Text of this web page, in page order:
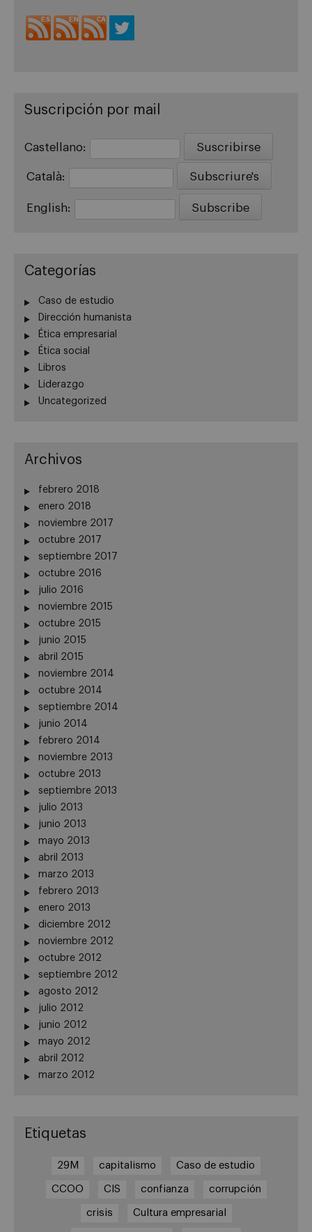
Suscripción por mail
Castellano:
Català:
English:
Categorías
Caso de estudio
Dirección humanista
Ética empresarial
Ética social
Libros
Liderazgo
Uncategorized
Archivos
febrero 2018
enero 2018
noviembre 2017
octubre 2017
septiembre 2017
octubre 2016
julio 2016
noviembre 2015
octubre 2015
junio 2015
abril 2015
noviembre 2014
octubre 2014
septiembre 2014
junio 2014
febrero 2014
noviembre 2013
octubre 2013
septiembre 2013
julio 2013
junio 2013
mayo 2013
abril 2013
marzo 2013
febrero 2013
enero 2013
diciembre 2012
noviembre 2012
octubre 2012
septiembre 2012
agosto 2012
julio 2012
junio 2012
mayo 2012
abril 2012
marzo 2012
Etiquetas
29M capitalismo Caso de estudio
CCOO CIS confianza corrupción
crisis Cultura empresarial